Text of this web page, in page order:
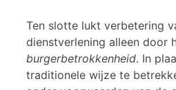
Ten slotte lukt verbetering
dienstverlening alleen door
burgerbetrokkenheid. In
traditionele wijze te